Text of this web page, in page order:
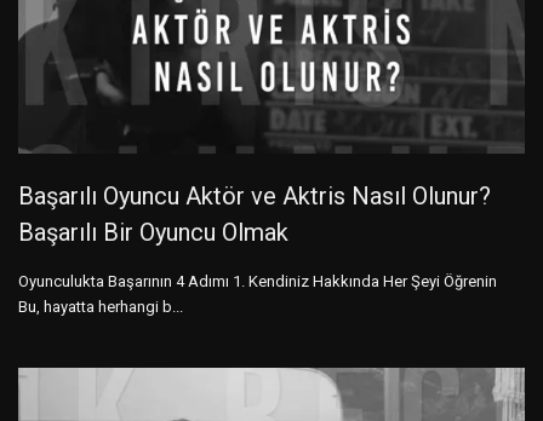
Başarılı Oyuncu Aktör ve Aktris Nasıl Olunur?
Başarılı Bir Oyuncu Olmak
Oyunculukta Başarının 4 Adımı 1. Kendiniz Hakkında Her Şeyi Öğrenin
Bu, hayatta herhangi b...